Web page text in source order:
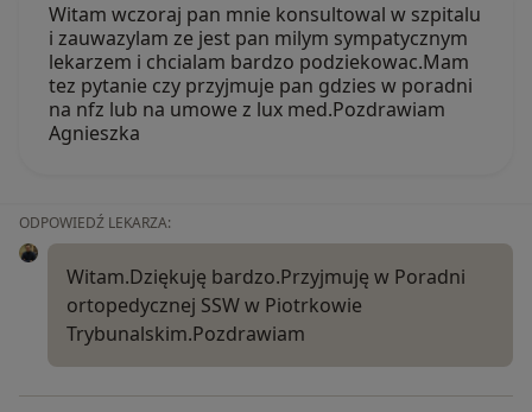
Witam wczoraj pan mnie konsultowal w szpitalu
i zauwazylam ze jest pan milym sympatycznym
lekarzem i chcialam bardzo podziekowac.Mam
tez pytanie czy przyjmuje pan gdzies w poradni
na nfz lub na umowe z lux med.Pozdrawiam
Agnieszka
ODPOWIEDŹ LEKARZA:
Witam.Dziękuję bardzo.Przyjmuję w Poradni
ortopedycznej SSW w Piotrkowie
Trybunalskim.Pozdrawiam